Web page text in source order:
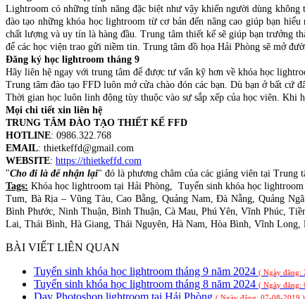
Lightroom có những tính năng đặc biệt như vậy khiến người dùng không
đào tạo những khóa học lightroom từ cơ bản đến nâng cao giúp bạn
chất lượng và uy tín là hàng đầu. Trung tâm thiết kế sẽ giúp bạn trưởng
để các học viện trao gửi niềm tin. Trung tâm đồ họa Hải Phòng sẽ mở
Đăng ký học lightroom tháng 9
Hãy liên hệ ngay với trung tâm để được tư vấn kỹ hơn về khóa học
Trung tâm đào tạo FFD luôn mở cửa chào đón các bạn. Dù bạn ở bất cứ
Thời gian học luôn linh động tùy thuộc vào sự sắp xếp của học viên.
Mọi chi tiết xin liên hệ
TRUNG TÂM ĐÀO TẠO THIẾT KẾ FFD
HOTLINE: 0986.322.768
EMAIL: thietkeffd@gmail.com
WEBSITE: https://thietkeffd.com
"Cho đi là để nhận lại" đó là phương châm của các giảng viên tại Trung
Tags: Khóa học lightroom tại Hải Phòng, Tuyển sinh khóa học
Tum, Bà Rịa – Vũng Tàu, Cao Bằng, Quảng Nam, Đà Nẵng, Quảng
Bình Phước, Ninh Thuận, Bình Thuận, Cà Mau, Phú Yên, Vĩnh Phúc,
Lai, Thái Bình, Hà Giang, Thái Nguyên, Hà Nam, Hòa Bình, Vĩnh Long,
BÀI VIẾT LIÊN QUAN
Tuyển sinh khóa học lightroom tháng 9 năm 2024 ( Ngày đăng:
Tuyển sinh khóa học lightroom tháng 8 năm 2024 ( Ngày đăng:
Dạy Photoshop lightroom tại Hải Phòng